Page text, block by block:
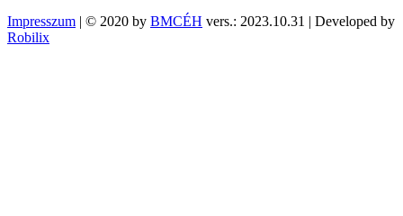
Impresszum | © 2020 by BMCÉH vers.: 2023.10.31 | Developed by
Robilix